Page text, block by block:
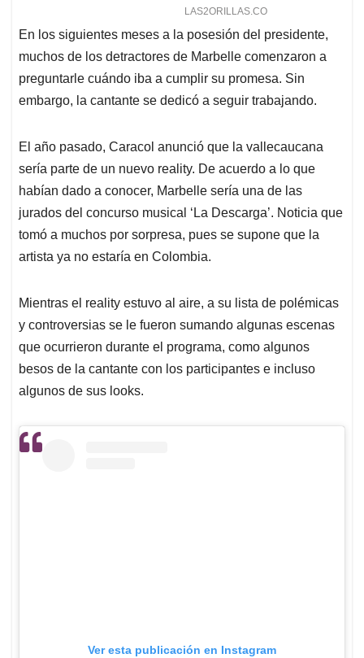
En los siguientes meses a la posesión del presidente,
muchos de los detractores de Marbelle comenzaron a
preguntarle cuándo iba a cumplir su promesa. Sin
embargo, la cantante se dedicó a seguir trabajando.
El año pasado, Caracol anunció que la vallecaucana
sería parte de un nuevo reality. De acuerdo a lo que
habían dado a conocer, Marbelle sería una de las
jurados del concurso musical ‘La Descarga’. Noticia que
tomó a muchos por sorpresa, pues se supone que la
artista ya no estaría en Colombia.
Mientras el reality estuvo al aire, a su lista de polémicas
y controversias se le fueron sumando algunas escenas
que ocurrieron durante el programa, como algunos
besos de la cantante con los participantes e incluso
algunos de sus looks.
Ver esta publicación en Instagram